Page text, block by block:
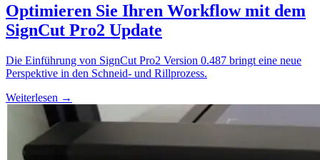
Optimieren Sie Ihren Workflow mit dem
SignCut Pro2 Update
Die Einführung von SignCut Pro2 Version 0.487 bringt eine neue
Perspektive in den Schneid- und Rillprozess.
Weiterlesen →